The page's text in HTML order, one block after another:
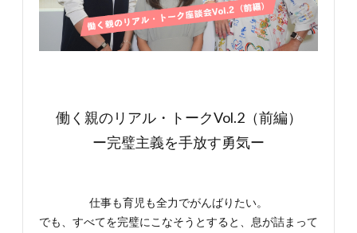
働く親のリアル・トークVol.2（前編）
ー完璧主義を手放す勇気ー
仕事も育児も全力でがんばりたい。
でも、すべてを完璧にこなそうとすると、息が詰まって